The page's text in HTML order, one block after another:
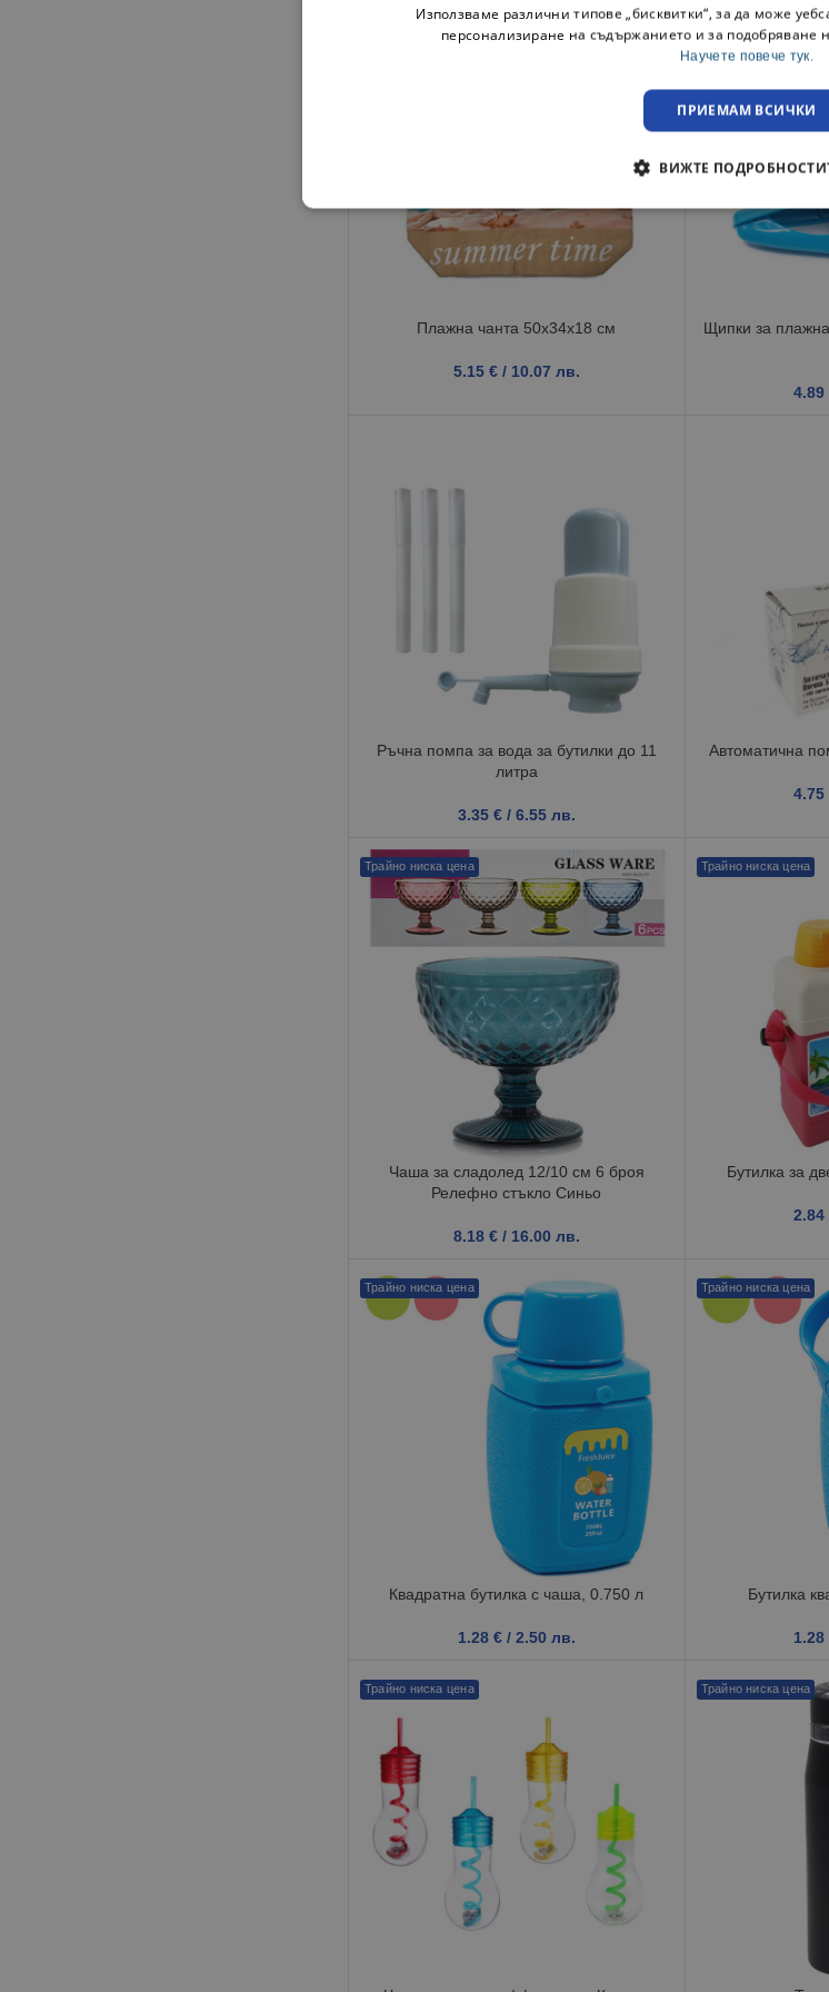
Плажна чанта 50x34x18 см
5.15 € / 10.07 лв.
Щипки за
4.89
Ръчна помпа за вода за бутилки до 11
литра
3.35 € / 6.55 лв.
Автоматична
4.75
Трайно ниска цена
Чаша за сладолед 12/10 см 6 броя
Релефно стъкло Синьо
8.18 € / 16.00 лв.
Трайно ниска цена
Бутилка за
2.84
Трайно ниска цена
Квадратна бутилка с чаша, 0.750 л
1.28 € / 2.50 лв.
Трайно ниска цена
Бутилка
1.28
Трайно ниска цена Трайно ниска цена
Използваме различни типове „бисквитки“, за да може
персонализиране на съдържанието и за подобряване
Научете повече тук.
ПРИЕМАМ ВСИЧКИ
ВИЖТЕ